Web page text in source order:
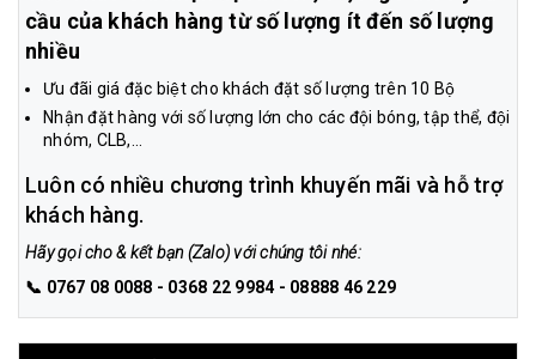
cầu của khách hàng từ số lượng ít đến số lượng
nhiều
Ưu đãi giá đặc biệt cho khách đặt số lượng trên 10 Bộ
Nhận đặt hàng với số lượng lớn cho các đội bóng, tập thể, đội
nhóm, CLB,...
Luôn có nhiều chương trình khuyến mãi và hỗ trợ
khách hàng.
Hãy gọi cho & kết bạn (Zalo) với chúng tôi nhé:
📞 0767 08 0088 - 0368 22 9984 - 08888 46 229